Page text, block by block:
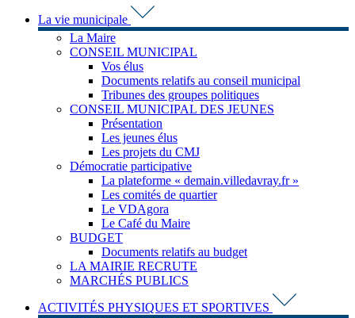
La vie municipale
La Maire
CONSEIL MUNICIPAL
Vos élus
Documents relatifs au conseil municipal
Tribunes des groupes politiques
CONSEIL MUNICIPAL DES JEUNES
Présentation
Les jeunes élus
Les projets du CMJ
Démocratie participative
La plateforme « demain.villedavray.fr »
Les comités de quartier
Le VDAgora
Le Café du Maire
BUDGET
Documents relatifs au budget
LA MAIRIE RECRUTE
MARCHÉS PUBLICS
ACTIVITÉS PHYSIQUES ET SPORTIVES